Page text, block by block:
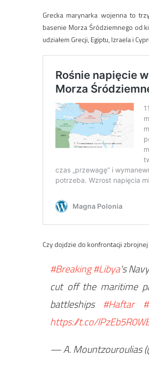
Grecka marynarka wojenna to
basenie Morza Śródziemnego od
udziałem Grecji, Egiptu, Izraela i
Czy dojdzie do konfrontacji zbrojnej
#Breaking#Libya's
cut off the maritime
battleships #Haftar
https://t.co/
— A. Mountzouroulias